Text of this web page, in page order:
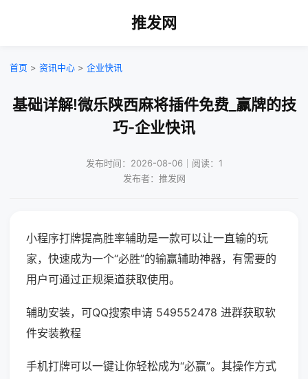
推发网
首页 > 资讯中心 > 企业快讯
基础详解!微乐陕西麻将插件免费_赢牌的技
巧-企业快讯
发布时间：2026-08-06｜阅读：1
发布者：推发网
小程序打牌提高胜率辅助是一款可以让一直输的玩
家，快速成为一个“必胜”的输赢辅助神器，有需要的
用户可通过正规渠道获取使用。
辅助安装，可QQ搜索申请 549552478 进群获取软
件安装教程
手机打牌可以一键让你轻松成为“必赢”。其操作方式